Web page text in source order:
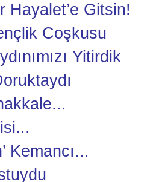
Hayalet’e Gitsin!
Coşkusu
Yitirdik
Kemancı...